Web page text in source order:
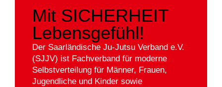
Mit SICHERHEIT
Lebensgefühl!
Der Saarländische Ju-Jutsu Verband e.V.
(SJJV) ist Fachverband für moderne
Selbstverteilung für Männer, Frauen,
Jugendliche und Kinder sowie